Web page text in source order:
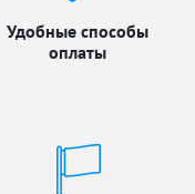
Удобные способы
оплаты